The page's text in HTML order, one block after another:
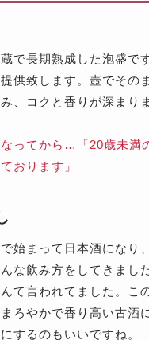
で長期熟成した泡盛で
供致します。壺でその
、コクと香りが深まり
ってから…「20歳未満
おります」
始まって日本酒になり
んな飲み方をしてきまし
て言われてました。こ
ろやかで香り高い古酒
するのもいいですね。